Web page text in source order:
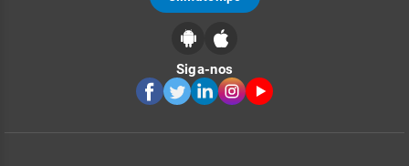
Siga-nos